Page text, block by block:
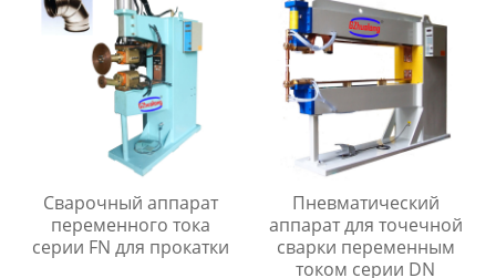
Сварочный аппарат
переменного тока
серии FN для прокатки
Пневматический
аппарат для точечной
сварки переменным
током серии DN